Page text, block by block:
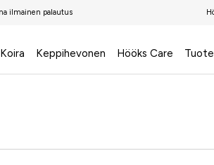
ilmainen palautus
Koira Keppihevonen Hööks Care